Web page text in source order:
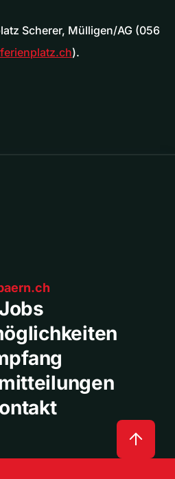
Scherer, Mülligen/AG (056
).
Jobs